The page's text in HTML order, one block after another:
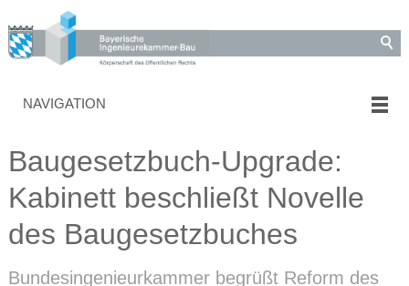
NAVIGATION
Baugesetzbuch-Upgrade:
Kabinett beschließt Novelle
des Baugesetzbuches
Bundesingenieurkammer begrüßt Reform des